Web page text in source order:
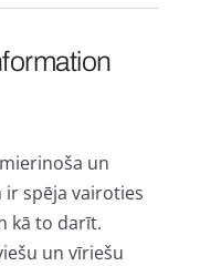
un
ir spēja vairoties
kā to darīt.
un vīriešu